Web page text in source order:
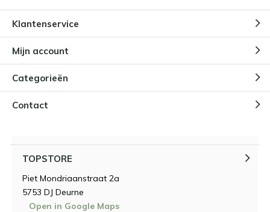
Klantenservice
Mijn account
Categorieën
Contact
TOPSTORE
Piet Mondriaanstraat 2a
5753 DJ Deurne
Open in Google Maps